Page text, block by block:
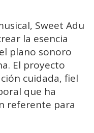
Sweet Adu
la esencia
plano sonoro
El proyecto
cuidada, fiel
que ha
referente para